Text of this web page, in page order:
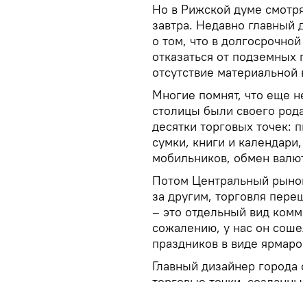
Но в Рижской думе
завтра. Недавно главный
о том, что в
отказаться от
отсутствие
Многие помнят, что еще
столицы были своего
десятки торговых
сумки, книги и
мобильников, обмен
Потом Центральный
за другим, торговля
– это отдельный вид
сожалению, у нас он
праздников в виде
Главный дизайнер города